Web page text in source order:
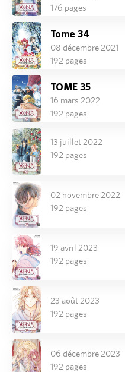
176 pages
Tome 34
08 décembre 2021
192 pages
TOME 35
16 mars 2022
192 pages
13 juillet 2022
192 pages
02 novembre 2022
192 pages
19 avril 2023
192 pages
23 août 2023
192 pages
06 décembre 2023
192 pages